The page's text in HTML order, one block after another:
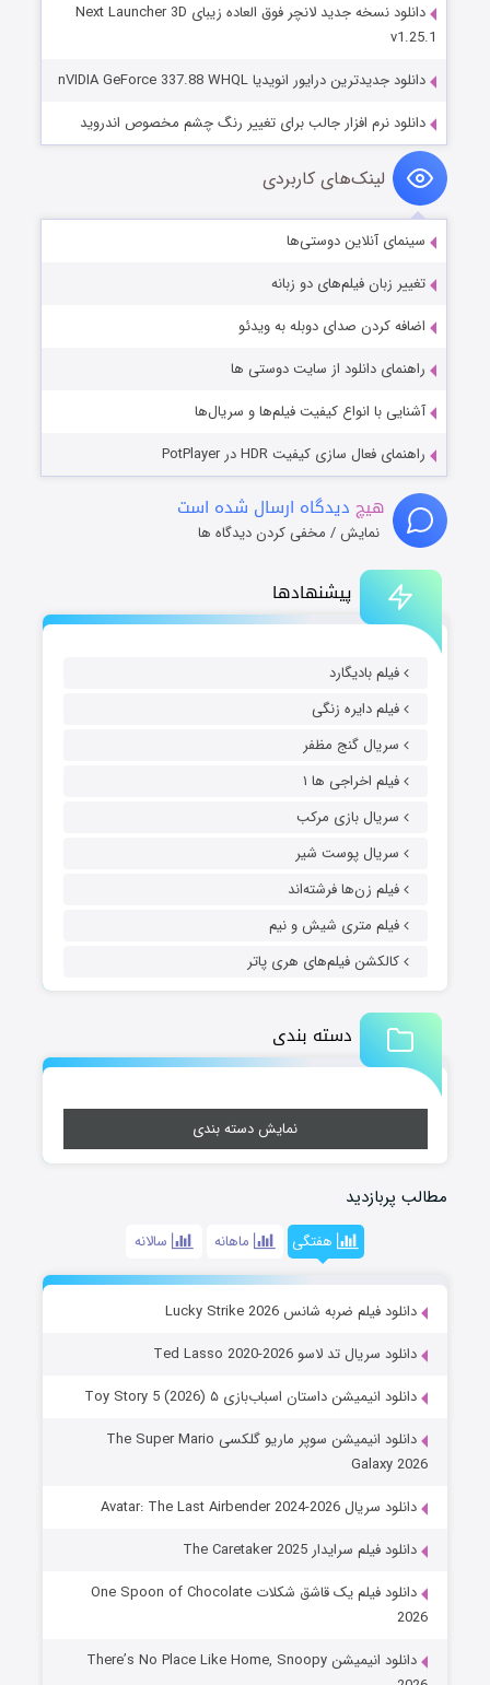
پیشنهادها
فیلم بادیگارد
فیلم دایره زنگی
سریال گنج مظفر
فیلم اخراجی ها ۱
سریال بازی مرکب
سریال پوست شیر
فیلم زن‌ها فرشته‌اند
فیلم متری شیش و نیم
کالکشن فیلم‌های هری پاتر
دسته بندی
نمایش دسته بندی
مطالب پربازدید
هفتگی ماهانه سالانه
دانلود فیلم ضربه شانس Lucky Strike 2026
دانلود سریال تد لاسو Ted Lasso 2020-2026
دانلود انیمیشن داستان اسباب‌بازی ۵ Toy Story 5 (2026)
دانلود انیمیشن سوپر ماریو گلکسی The Super Mario
Galaxy 2026
دانلود سریال Avatar: The Last Airbender 2024-2026
دانلود فیلم سرایدار The Caretaker 2025
دانلود فیلم یک قاشق شکلات One Spoon of Chocolate
2026
دانلود انیمیشن There’s No Place Like Home, Snoopy
دانلود نسخه جدید لانچر فوق العاده زیبای Next Launcher 3D
v1.25.1
دانلود جدیدترین درایور انویدیا nVIDIA GeForce 337.88 WHQL
دانلود نرم افزار جالب برای تغییر رنگ چشم مخصوص اندروید
لینک‌های کاربردی
سینمای آنلاین دوستی‌ها
تغییر زبان فیلم‌های دو زبانه
اضافه کردن صدای دوبله به ویدئو
راهنمای دانلود از سایت دوستی ها
آشنایی با انواع کیفیت فیلم‌ها و سریال‌ها
راهنمای فعال سازی کیفیت HDR در PotPlayer
هیچ دیدگاه ارسال شده است
نمایش / مخفی کردن دیدگاه ها